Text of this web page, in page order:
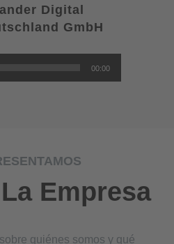
Digital
GmbH
00:00
Empresa
quiénes somos y qué